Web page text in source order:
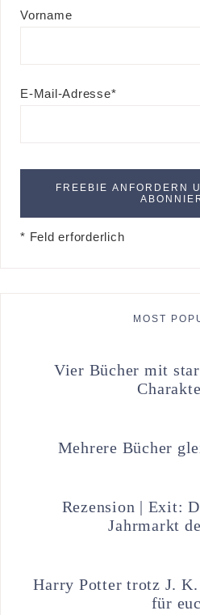
Vorname
E-Mail-Adresse*
* Feld erforderlich
MOST
Vier Bücher mit
Mehrere Bücher
Rezension | Exit:
Jahrmarkt
Harry Potter trotz J.
für